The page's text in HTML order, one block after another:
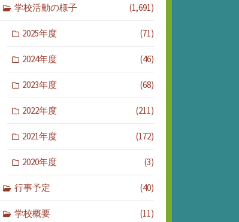
学校活動の様子 (1,691)
2025年度 (71)
2024年度 (46)
2023年度 (68)
2022年度 (211)
2021年度 (172)
2020年度 (3)
行事予定 (40)
学校概要 (11)